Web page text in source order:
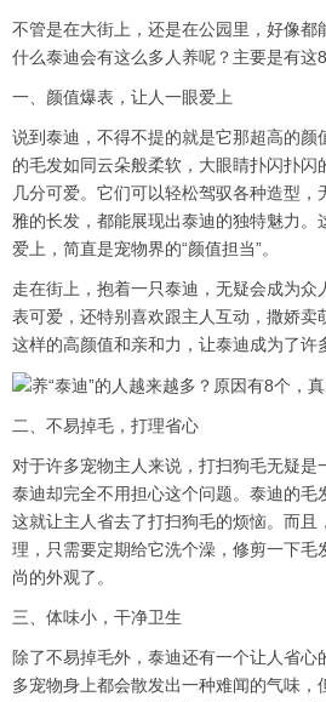
不管是在大街上，还是在公园里，好像都
什么泰迪会有这么多人养呢？主要是有这
一、颜值爆表，让人一眼爱上
说到泰迪，不得不提的就是它那超高的颜
的毛发如同云朵般柔软，大眼睛扑闪扑闪
几分可爱。它们可以轻松驾驭各种造型
雅的长发，都能展现出泰迪的独特魅力。
爱上，简直是宠物界的“颜值担当”。
走在街上，抱着一只泰迪，无疑会成为众
表可爱，还特别喜欢跟主人互动，撒娇卖
这样的高颜值和亲和力，让泰迪成为了许
二、不易掉毛，打理省心
对于许多宠物主人来说，打扫狗毛无疑是
泰迪却完全不用担心这个问题。泰迪的毛
这就让主人省去了打扫狗毛的烦恼。而且
理，只需要定期给它洗个澡，修剪一下毛
尚的外观了。
三、体味小，干净卫生
除了不易掉毛外，泰迪还有一个让人省
多宠物身上都会散发出一种难闻的气味，